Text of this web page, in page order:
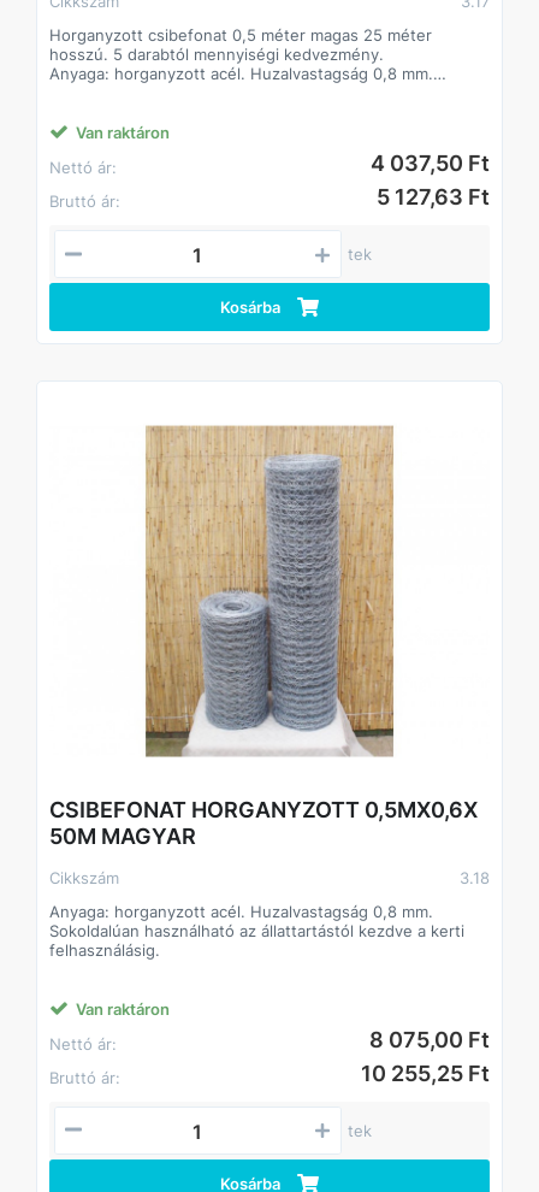
Horganyzott csibefonat 0,5 méter magas 25 méter
hosszú. 5 darabtól mennyiségi kedvezmény.
Anyaga: horganyzott acél. Huzalvastagság 0,8 mm.
Van raktáron
Nettó ár:
4 037,50 Ft
Bruttó ár: 5 127,63 Ft
tek
Kosárba
CSIBEFONAT HORGANYZOTT 0,5MX0,6X
50M MAGYAR
Cikkszám
3.18
Anyaga: horganyzott acél. Huzalvastagság 0,8 mm.
Sokoldalúan használható az állattartástól kezdve a kerti
felhasználásig.
Van raktáron
Nettó ár:
8 075,00 Ft
Bruttó ár: 10 255,25 Ft
tek
Kosárba